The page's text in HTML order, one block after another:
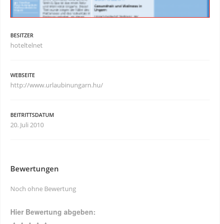
BESITZER
hoteltelnet
WEBSEITE
http://www.urlaubinungarn.hu/
BEITRITTSDATUM
20. Juli 2010
Bewertungen
Noch ohne Bewertung
Hier Bewertung abgeben: